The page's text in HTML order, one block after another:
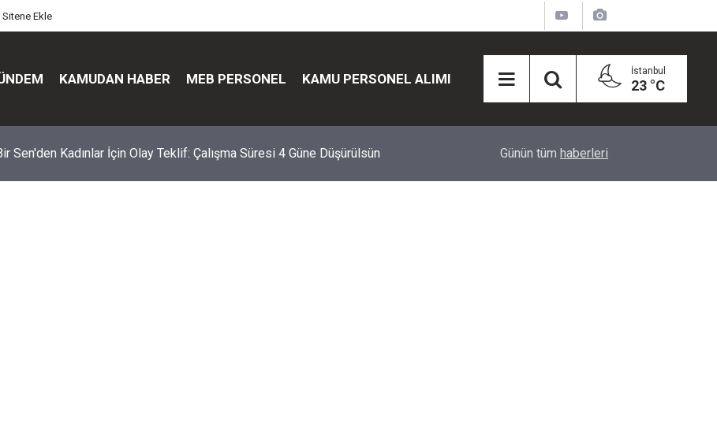
Sitene Ekle
KAMUDAN HABER MEB PERSONEL KAMU PERSONEL ALIMI İstanbul
23 °C
Sen'den Kadınlar İçin Olay Teklif: Çalışma Süresi 4 Güne Düşürülsün Haftalık Yatırım Karnesi Belli Oldu: Hangi
Günün tüm haberleri